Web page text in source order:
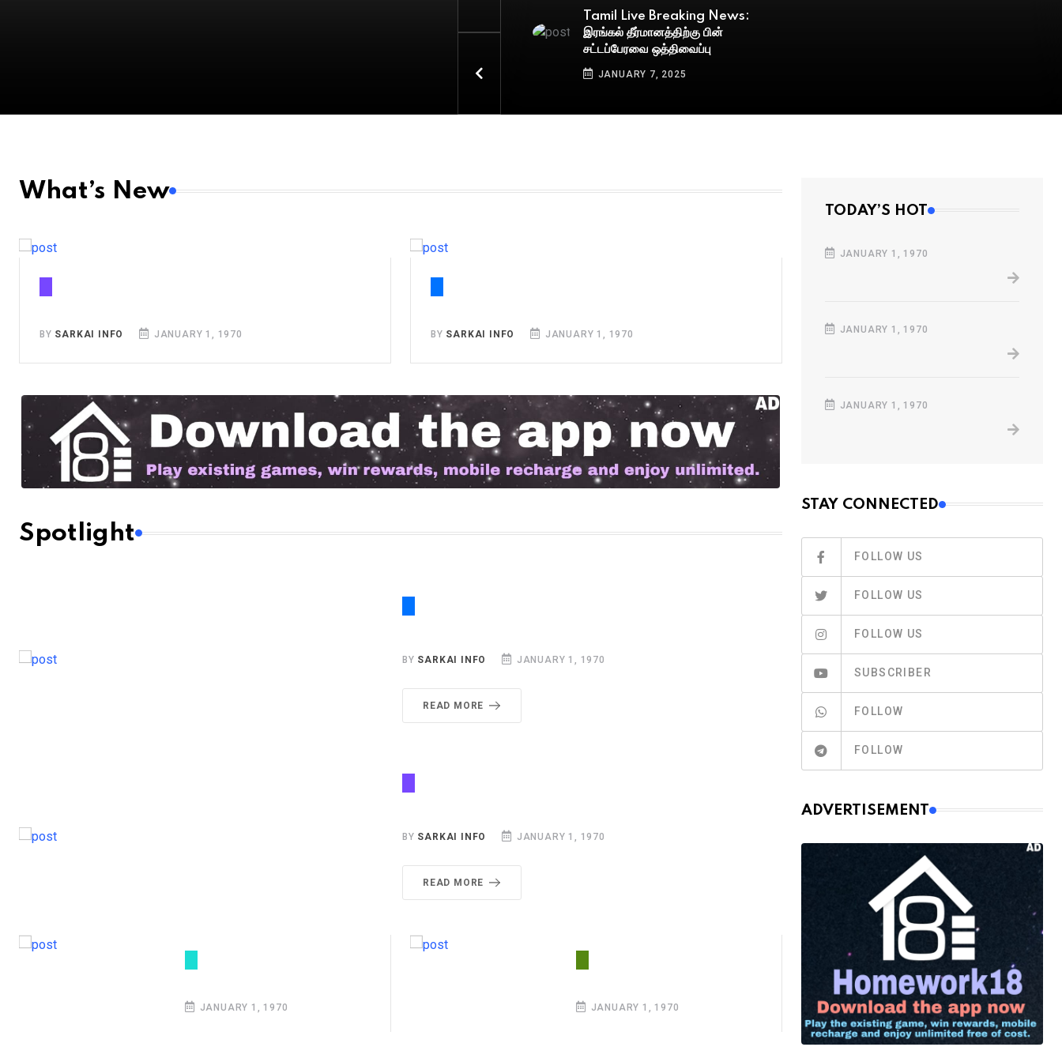
Tamil Live Breaking News:
இரங்கல் தீர்மானத்திற்கு பின்
சட்டப்பேரவை ஒத்திவைப்பு
JANUARY 7, 2025
What’s New
BY SARKAI INFO JANUARY 1, 1970 BY SARKAI INFO JANUARY 1, 1970
Spotlight
BY SARKAI INFO JANUARY 1, 1970
READ MORE
BY SARKAI INFO JANUARY 1, 1970
READ MORE
JANUARY 1, 1970 JANUARY 1, 1970
TODAY’S HOT
JANUARY 1, 1970
JANUARY 1, 1970
JANUARY 1, 1970
STAY CONNECTED
FOLLOW US
FOLLOW US
FOLLOW US
SUBSCRIBER
FOLLOW
FOLLOW
ADVERTISEMENT